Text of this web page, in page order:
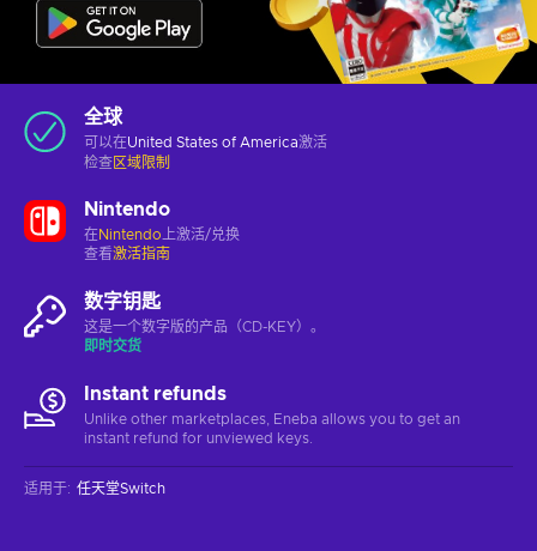
全球
可以在United States of America激活
检查 区域限制
Nintendo
在Nintendo 上激活/兑换
查看激活指南
数字钥匙
这是一个数字版的产品（CD-KEY）。
即时交货
Instant refunds
Unlike other marketplaces, Eneba allows you to get an
instant refund for unviewed keys.
适用于: 任天堂Switch